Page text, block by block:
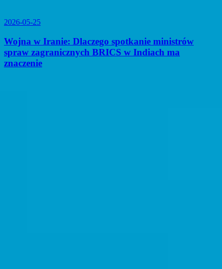
2026-05-25
Wojna w Iranie: Dlaczego spotkanie ministrów
spraw zagranicznych BRICS w Indiach ma
znaczenie